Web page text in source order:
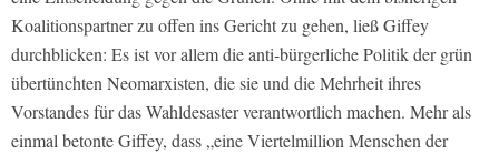
Koalitionspartner zu offen ins Gericht zu gehen, ließ Giffey
durchblicken: Es ist vor allem die anti-bürgerliche Politik der grün
übertünchten Neomarxisten, die sie und die Mehrheit ihres
Vorstandes für das Wahldesaster verantwortlich machen. Mehr als
einmal betonte Giffey, dass „eine Viertelmillion Menschen der